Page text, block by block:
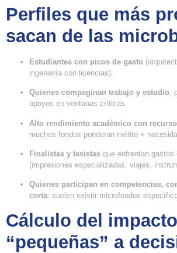
Perfiles que más
sacan de las
Estudiantes con picos de gasto
ingeniería con licencias).
Quienes compaginan trabajo y estudio,
apoyos en ventanas críticas.
Alto rendimiento académico con
muchos fondos ponderan mérito +
Finalistas y tesistas que enfrentan gastos
(impresiones especializadas, viajes,
Quienes participan en competencias,
corta: suelen existir microfondos
Cálculo del
“pequeñas” a